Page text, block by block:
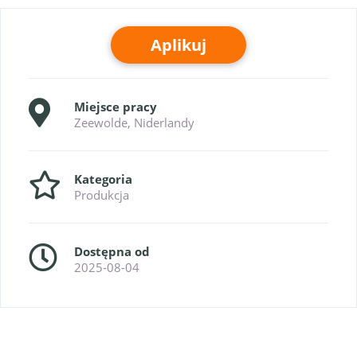
Aplikuj
Miejsce pracy
Zeewolde, Niderlandy
Kategoria
Produkcja
Dostępna od
2025-08-04